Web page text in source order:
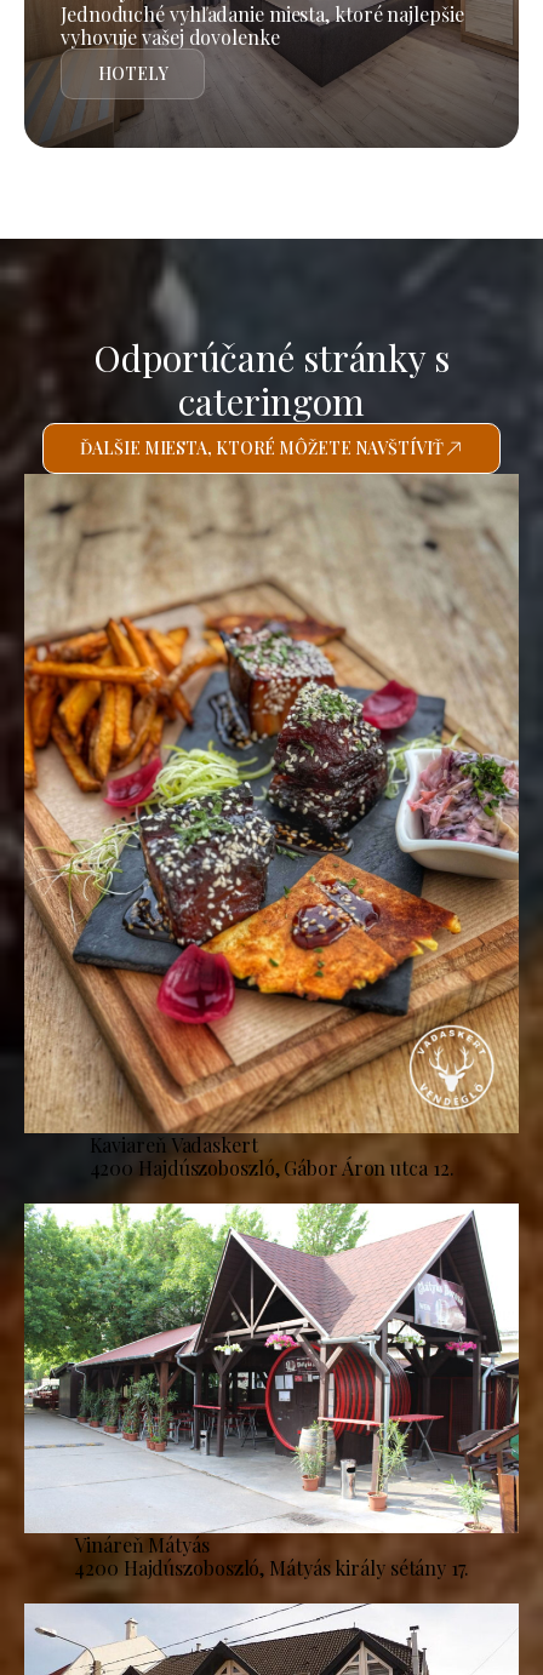
Jednoduché vyhľadanie miesta, ktoré najlepšie
vyhovuje vašej dovolenke
HOTELY
Odporúčané stránky s
cateringom
ĎALŠIE MIESTA, KTORÉ MÔŽETE NAVŠTÍVIŤ
Kaviareň Vadaskert
4200 Hajdúszoboszló, Gábor Áron utca 12.
Vináreň Mátyás
4200 Hajdúszoboszló, Mátyás király sétány 17.